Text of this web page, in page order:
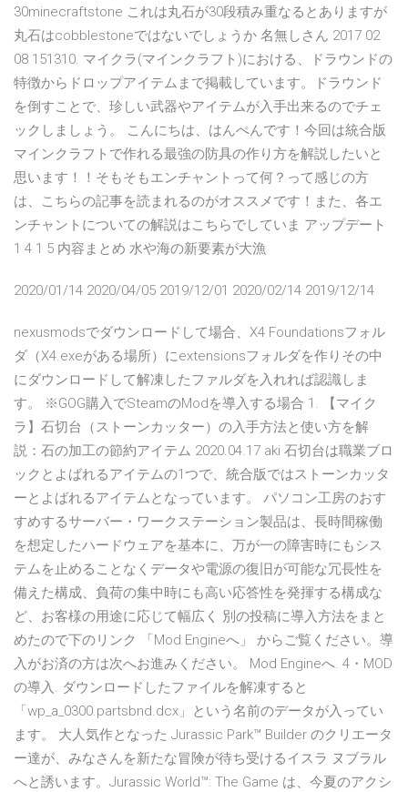
30minecraftstone これは丸石が30段積み重なるとありますが
丸石はcobblestoneではないでしょうか 名無しさん 2017 02
08 151310. マイクラ(マインクラフト)における、ドラウンドの
特徴からドロップアイテムまで掲載しています。ドラウンド
を倒すことで、珍しい武器やアイテムが入手出来るのでチェ
ックしましょう。 こんにちは、はんぺんです！今回は統合版
マインクラフトで作れる最強の防具の作り方を解説したいと
思います！！そもそもエンチャントって何？って感じの方
は、こちらの記事を読まれるのがオススメです！また、各エ
ンチャントについての解説はこちらでしていま アップデート
1 4 1 5 内容まとめ 水や海の新要素が大漁
2020/01/14 2020/04/05 2019/12/01 2020/02/14 2019/12/14
nexusmodsでダウンロードして場合、X4 Foundationsフォル
ダ（X4.exeがある場所）にextensionsフォルダを作りその中
にダウンロードして解凍したファルダを入れれば認識しま
す。 ※GOG購入でSteamのModを導入する場合 1. 【マイク
ラ】石切台（ストーンカッター）の入手方法と使い方を解
説：石の加工の節約アイテム 2020.04.17 aki 石切台は職業ブロ
ックとよばれるアイテムの1つで、統合版ではストーンカッタ
ーとよばれるアイテムとなっています。 パソコン工房のおす
すめするサーバー・ワークステーション製品は、長時間稼働
を想定したハードウェアを基本に、万が一の障害時にもシス
テムを止めることなくデータや電源の復旧が可能な冗長性を
備えた構成、負荷の集中時にも高い応答性を発揮する構成な
ど、お客様の用途に応じて幅広く 別の投稿に導入方法をまと
めたので下のリンク 「Mod Engineへ」 からご覧ください。導
入がお済の方は次へお進みください。 Mod Engineへ. 4・MOD
の導入. ダウンロードしたファイルを解凍すると
「wp_a_0300.partsbnd.dcx」という名前のデータが入ってい
ます。 大人気作となった Jurassic Park™ Builder のクリエータ
ー達が、みなさんを新たな冒険が待ち受けるイスラ ヌブラル
へと誘います。Jurassic World™: The Game は、今夏のアクシ